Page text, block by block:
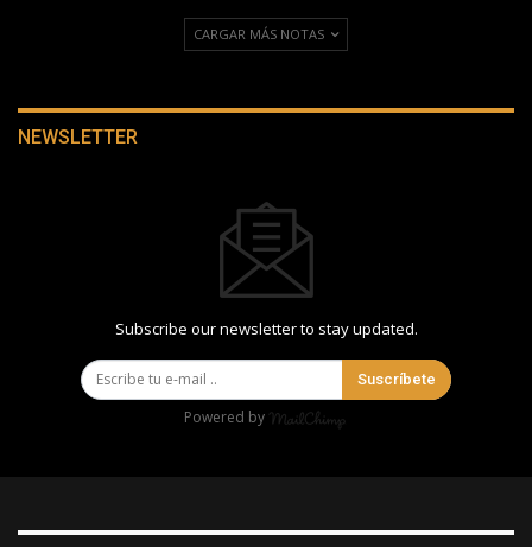
CARGAR MÁS NOTAS
NEWSLETTER
Subscribe our newsletter to stay updated.
Suscríbete
Powered by